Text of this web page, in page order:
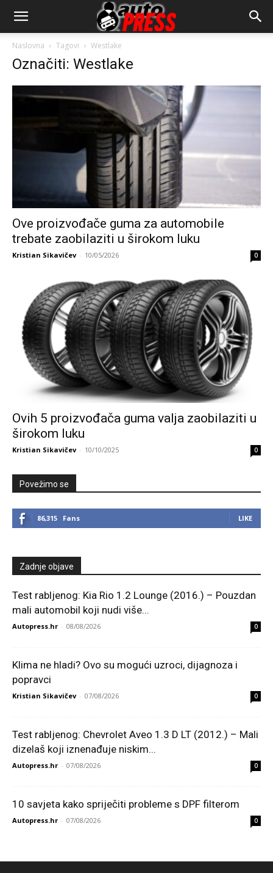
AutopressHR
Naslovna Tagovi Westlake
Označiti: Westlake
Ove proizvođače guma za automobile
trebate zaobilaziti u širokom luku
Kristian Sikavičev - 10/05/2026 0
Ovih 5 proizvođača guma valja zaobilaziti u
širokom luku
Kristian Sikavičev - 10/10/2025 0
Povežimo se
86,315 Fans LIKE
Zadnje objave
Test rabljenog: Kia Rio 1.2 Lounge (2016.) – Pouzdan
mali automobil koji nudi više...
Autopress.hr - 08/08/2026 0
Klima ne hladi? Ovo su mogući uzroci, dijagnoza i
popravci
Kristian Sikavičev - 07/08/2026 0
Test rabljenog: Chevrolet Aveo 1.3 D LT (2012.) – Mali
dizelaš koji iznenađuje niskim...
Autopress.hr - 07/08/2026 0
10 savjeta kako spriječiti probleme s DPF filterom
Autopress.hr - 07/08/2026 0